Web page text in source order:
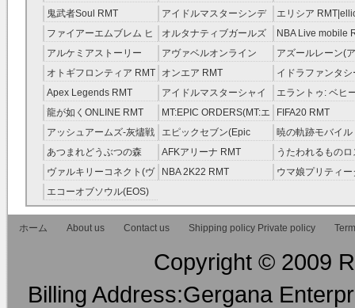
RMT|Atlantica RMT
RMT（予約制）
RMT|ArcheAge
約制）
鬼武者Soul RMT
アイドルマスターシンデ
レラガールズ(モバマス)
RMT
エリシア
RMT
ファイアーエムブレム ヒ
ーローズ(FEヒーローズ)
RMT
オルタナティブガールズ
RMT
NBA Live mobile
アルケミアストーリー
（アルスト） RMT
アヴァベルオンライン
RMT
アズールレーン(
RMT
オトギフロンティア RMT オンエア RMT
イドラファンタシ
ーサーガ RMT
Apex Legends RMT
アイドルマスターシャイ
ニーカラーズ(シャニマス)
RMT
エラントゥ: ベヒ
ピリット RMT
龍が如くONLINE RMT
MT:EPIC ORDERS(MT:エ
ピック・オーダーズ)
RMT
FIFA20 RMT
アッシュアームズ‐灰燼戦
線 RMT
エピックセブン(Epic
Seven) RMT
暁の軌跡モバイル
伝説 ） RMT
あつまれどうぶつの森
RMT
AFKアリーナ RMT
うたわれるもの
ラグ(ロスフラ)
ヴァルキリーコネクト(ヴ
ァルコネ) RMT
NBA 2K22 RMT
ウマ娘プリティー
エコーオブソウル(EOS)
RMT
ホーム
About us Contact us Shipping policy Private policy
Copyright © 2009
Billing Address:Gergana